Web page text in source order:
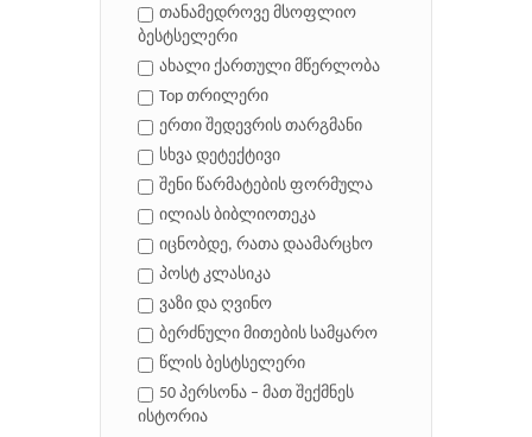
თანამედროვე მსოფლიო
ბესტსელერი
ახალი ქართული მწერლობა
Top თრილერი
ერთი შედევრის თარგმანი
სხვა დეტექტივი
შენი წარმატების ფორმულა
ილიას ბიბლიოთეკა
იცნობდე, რათა დაამარცხო
პოსტ კლასიკა
ვაზი და ღვინო
ბერძნული მითების სამყარო
წლის ბესტსელერი
50 პერსონა – მათ შექმნეს
ისტორია